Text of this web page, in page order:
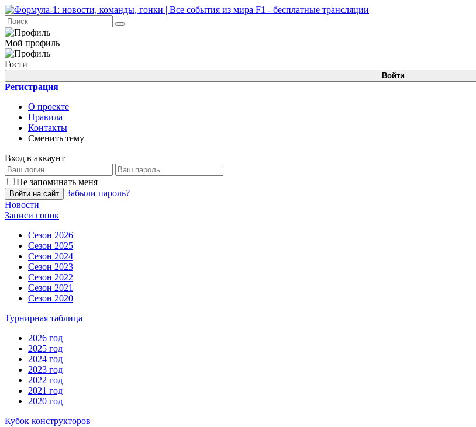
Мой профиль
Гости
Войти
Регистрация
О проекте
Правила
Контакты
Сменить тему
Вход в аккаунт
Не запоминать меня
Войти на сайт
Забыли пароль?
Новости
Записи гонок
Сезон 2026
Сезон 2025
Сезон 2024
Сезон 2023
Сезон 2022
Сезон 2021
Сезон 2020
Турнирная таблица
2026 год
2025 год
2024 год
2023 год
2022 год
2021 год
2020 год
Кубок конструкторов